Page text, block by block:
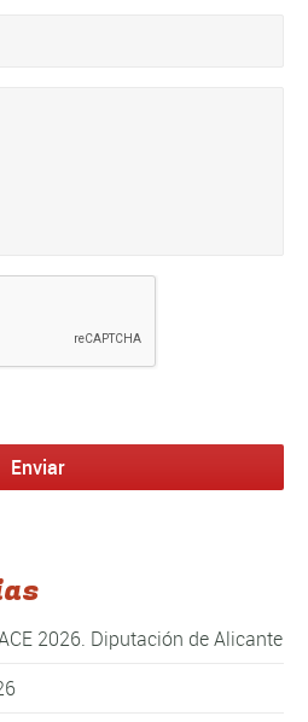
2026. Diputación de Alicante